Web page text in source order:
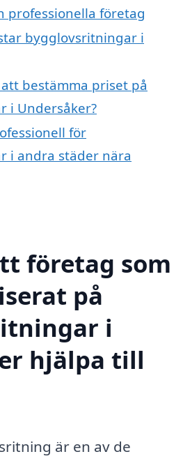
professionella företag
bygglovsritningar i
bestämma priset på
i Undersåker?
för
i andra städer nära
företag som
på
i
hjälpa till
är en av de